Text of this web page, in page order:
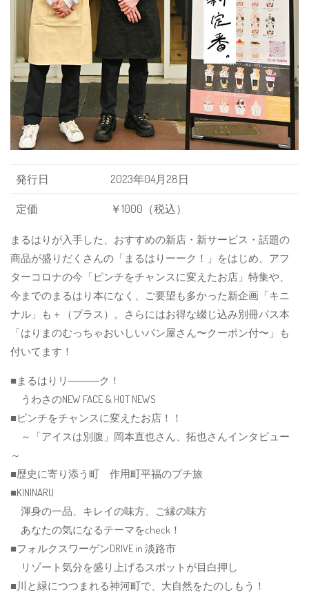
発行日 2023年04月28日
定価 ￥1000（税込）
まるはりが入手した、おすすめの新店・新サービス・話題の
商品が盛りだくさんの「まるはりーーク！」をはじめ、アフ
ターコロナの今「ピンチをチャンスに変えたお店」特集や、
今までのまるはり本になく、ご要望も多かった新企画「キニ
ナル」も＋（プラス）。さらにはお得な綴じ込み別冊パス本
「はりまのむっちゃおいしいパン屋さん〜クーポン付〜」も
付いてます！
■まるはりリ―――ク！
うわさのNEW FACE & HOT NEWS
■ピンチをチャンスに変えたお店！！
～「アイスは別腹」岡本直也さん、拓也さんインタビュー
～
■歴史に寄り添う町 作用町平福のプチ旅
■KININARU
渾身の一品、キレイの味方、ご縁の味方
あなたの気になるテーマをcheck！
■フォルクスワーゲンDRIVE in 淡路市
リゾート気分を盛り上げるスポットが目白押し
■川と緑につつまれる神河町で、大自然をたのしもう！